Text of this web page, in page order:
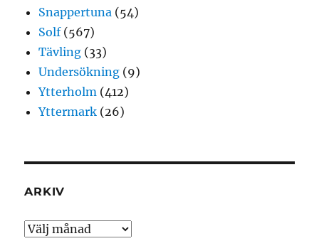
Snappertuna (54)
Solf(567)
Tävling (33)
Undersökning (9)
Ytterholm (412)
Yttermark (26)
ARKIV
Arkiv